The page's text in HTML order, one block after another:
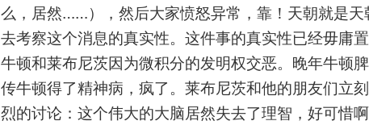
么，居然……），然后大家愤怒异常，靠！天朝就是天
去考察这个消息的真实性。这件事的真实性已经毋庸置
牛顿和莱布尼茨因为微积分的发明权交恶。晚年牛顿
传牛顿得了精神病，疯了。莱布尼茨和他的朋友们立
烈的讨论：这个伟大的大脑居然失去了理智，好可惜